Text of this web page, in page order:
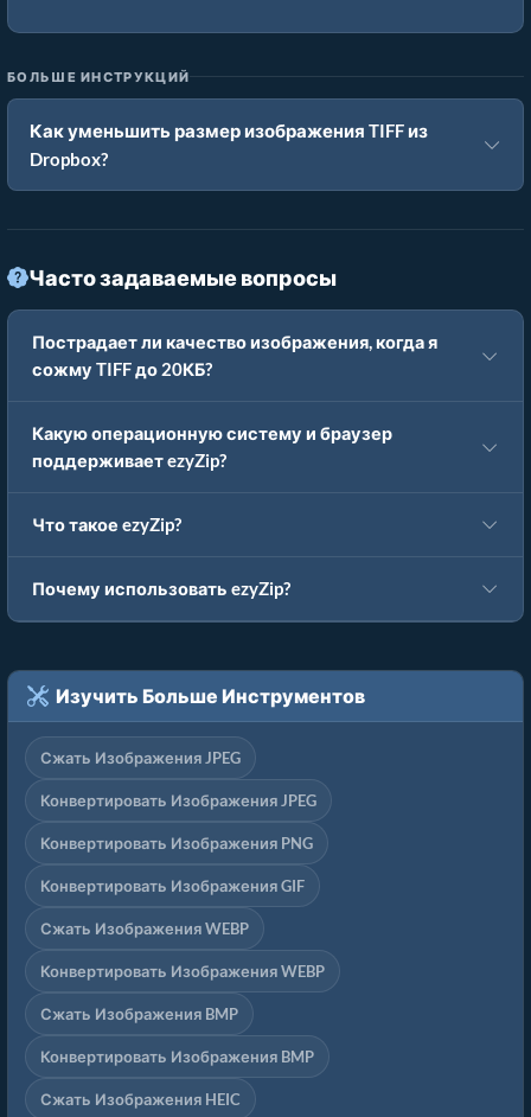
БОЛЬШЕ ИНСТРУКЦИЙ
Как уменьшить размер изображения TIFF из
Dropbox?
Часто задаваемые вопросы
Пострадает ли качество изображения, когда я
сожму TIFF до 20КБ?
Какую операционную систему и браузер
поддерживает ezyZip?
Что такое ezyZip?
Почему использовать ezyZip?
Изучить Больше Инструментов
Сжать Изображения JPEG
Конвертировать Изображения JPEG
Конвертировать Изображения PNG
Конвертировать Изображения GIF
Сжать Изображения WEBP
Конвертировать Изображения WEBP
Сжать Изображения BMP
Конвертировать Изображения BMP
Сжать Изображения HEIC